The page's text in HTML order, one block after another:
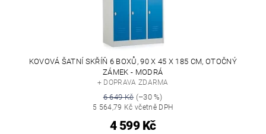
KOVOVÁ ŠATNÍ SKŘÍŇ 6 BOXŮ, 90 X 45 X 185 CM, OTOČNÝ
ZÁMEK - MODRÁ
+ DOPRAVA ZDARMA
6 649 Kč(–30 %)
5 564,79 Kč včetně DPH
4 599 Kč